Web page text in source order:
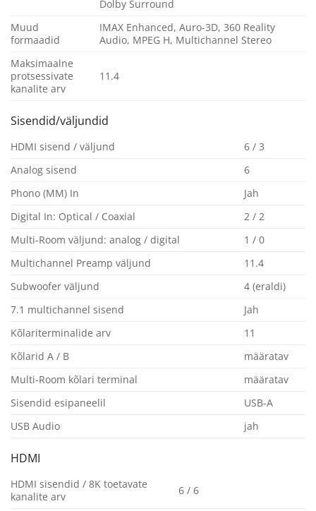
Dolby Surround
Muud
formaadid
IMAX Enhanced, Auro-3D, 360 Reality
Audio, MPEG H, Multichannel Stereo
Maksimaalne
protsessivate
kanalite arv
11.4
Sisendid/väljundid
HDMI sisend / väljund
6 / 3
Analog sisend
6
Phono (MM) In
Jah
Digital In: Optical / Coaxial
2 / 2
Multi-Room väljund: analog / digital
1 / 0
Multichannel Preamp väljund
11.4
Subwoofer väljund
4 (eraldi)
7.1 multichannel sisend
Jah
Kõlariterminalide arv
11
Kõlarid A / B
määratav
Multi-Room kõlari terminal
määratav
Sisendid esipaneelil
USB-A
USB Audio
jah
HDMI
HDMI sisendid / 8K toetavate
kanalite arv
6 / 6